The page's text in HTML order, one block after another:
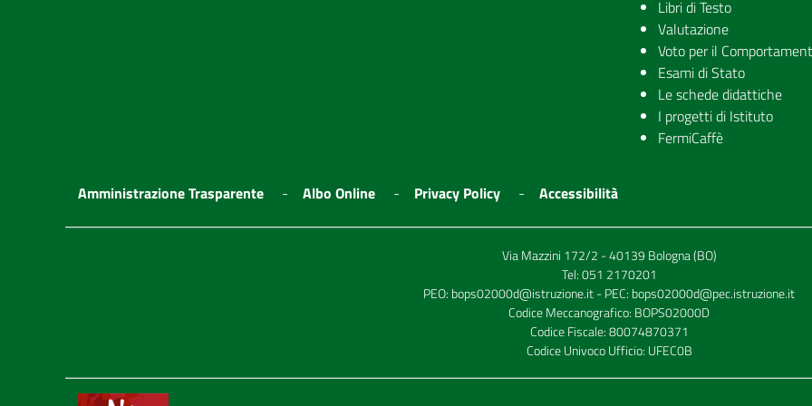
Libri di Testo
Valutazione
Voto per il
Esami di Stato
Le schede didattiche
I progetti di Istituto
FermiCaffè
Amministrazione Trasparente Albo Online Privacy Policy Accessibilità
Via Mazzini 172/2 - 40139 Bologna (BO)
Tel:051 2170201
PEO: bops02000d@istruzione.it- PEC: bops02000d@pec.istruzione.it
Codice Meccanografico: BOPS02000D
Codice Fiscale: 80074870371
Codice Univoco Ufficio: UFEC0B